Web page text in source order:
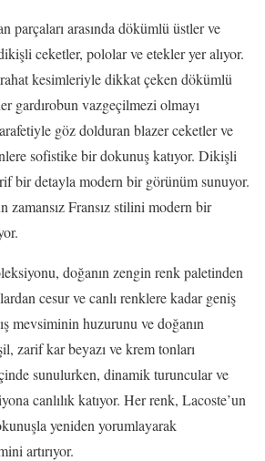
parçaları arasında dökümlü üstler ve
ceketler, pololar ve etekler yer alıyor.
kesimleriyle dikkat çeken dökümlü
gardırobun vazgeçilmezi olmayı
göz dolduran blazer ceketler ve
sofistike bir dokunuş katıyor. Dikişli
bir detayla modern bir görünüm sunuyor.
zamansız Fransız stilini modern bir
doğanın zengin renk paletinden
cesur ve canlı renklere kadar geniş
mevsiminin huzurunu ve doğanın
zarif kar beyazı ve krem tonları
sunulurken, dinamik turuncular ve
canlılık katıyor. Her renk, Lacoste’un
yeniden yorumlayarak
artırıyor.